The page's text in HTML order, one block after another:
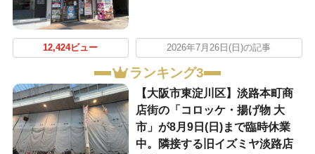
12,424ビュー 2026年7月26日(日)の記事
ランキング3
【大阪市東淀川区】淡路本町商
店街の「コロッケ・揚げ物 大
市」が8月9日(日)まで臨時休業
中。隣接する旧イズミヤ淡路店